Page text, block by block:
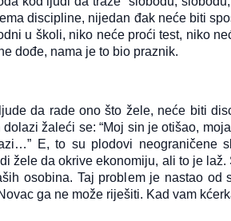
discipline, nijedan đak neće biti
u školi, niko neće proći test, niko
dođe, nama je to bio praznik.
da rade ono što žele, neće biti
žaleći se: “Moj sin je otišao,
E, to su plodovi neograničene
žele da okrive ekonomiju, ali to je
osobina. Taj problem je nastao
ga ne može riješiti. Kad vam